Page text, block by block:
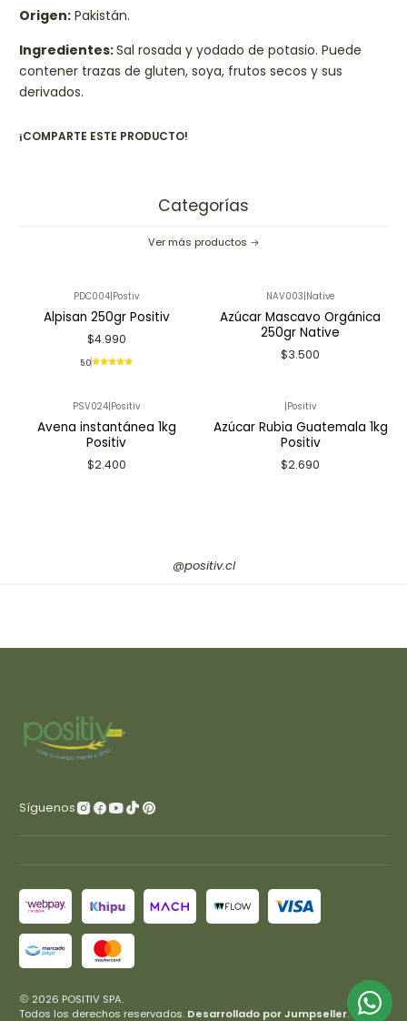
Origen: Pakistán.
Ingredientes:Sal rosada y yodado de potasio. Puede
contener trazas de gluten, soya, frutos secos y sus
derivados.
¡COMPARTE ESTE PRODUCTO!
Categorías
Ver más productos
PDC004 Postiv
Alpisan 250gr Positiv
$4.990
5.0
NAV003 Native
Azúcar Mascavo Orgánica
250gr Native
$3.500
PSV024|Positiv
Avena instantánea 1kg
Positiv
$2.400
|Positiv
Azúcar Rubia Guatemala 1kg
Positiv
$2.690
@positiv.cl
Síguenos
2026 POSITIV SPA.
Todos los derechos reservados. Desarrollado por Jumpseller.